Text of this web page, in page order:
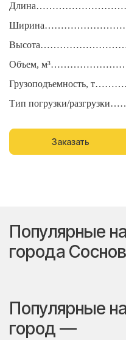
Объем,
Грузоподъемность,
Тип погрузки/
Заказать
Популярные
города
Популярные
город —